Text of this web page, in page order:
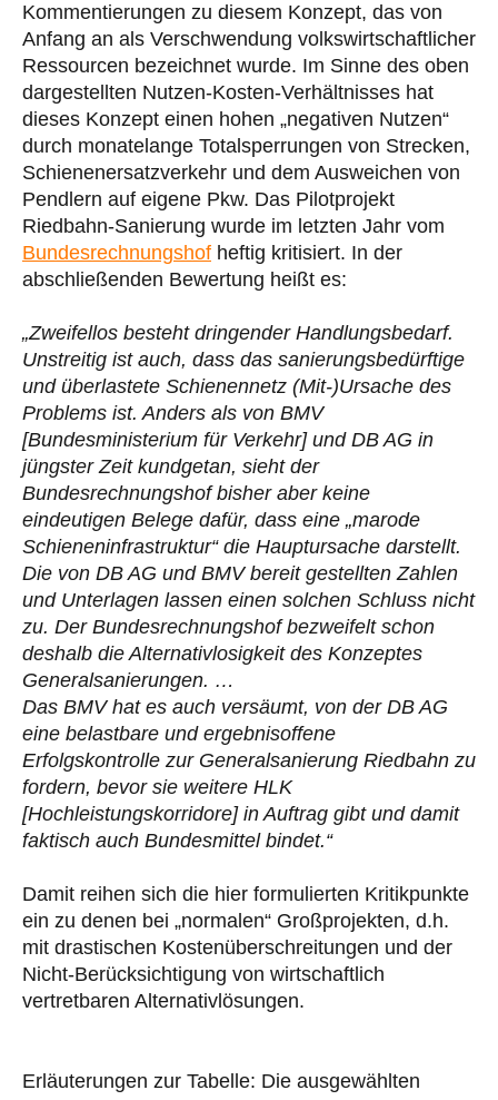
Kommentierungen zu diesem Konzept, das von
Anfang an als Verschwendung volkswirtschaftlicher
Ressourcen bezeichnet wurde. Im Sinne des oben
dargestellten Nutzen-Kosten-Verhältnisses hat
dieses Konzept einen hohen „negativen Nutzen“
durch monatelange Totalsperrungen von Strecken,
Schienenersatzverkehr und dem Ausweichen von
Pendlern auf eigene Pkw. Das Pilotprojekt
Riedbahn-Sanierung wurde im letzten Jahr vom
Bundesrechnungshof heftig kritisiert. In der
abschließenden Bewertung heißt es:
„Zweifellos besteht dringender Handlungsbedarf.
Unstreitig ist auch, dass das sanierungsbedürftige
und überlastete Schienennetz (Mit-)Ursache des
Problems ist. Anders als von BMV
[Bundesministerium für Verkehr] und DB AG in
jüngster Zeit kundgetan, sieht der
Bundesrechnungshof bisher aber keine
eindeutigen Belege dafür, dass eine „marode
Schieneninfrastruktur“ die Hauptursache darstellt.
Die von DB AG und BMV bereit gestellten Zahlen
und Unterlagen lassen einen solchen Schluss nicht
zu. Der Bundesrechnungshof bezweifelt schon
deshalb die Alternativlosigkeit des Konzeptes
Generalsanierungen. …
Das BMV hat es auch versäumt, von der DB AG
eine belastbare und ergebnisoffene
Erfolgskontrolle zur Generalsanierung Riedbahn zu
fordern, bevor sie weitere HLK
[Hochleistungskorridore] in Auftrag gibt und damit
faktisch auch Bundesmittel bindet.“
Damit reihen sich die hier formulierten Kritikpunkte
ein zu denen bei „normalen“ Großprojekten, d.h.
mit drastischen Kostenüberschreitungen und der
Nicht-Berücksichtigung von wirtschaftlich
vertretbaren Alternativlösungen.
Erläuterungen zur Tabelle: Die ausgewählten